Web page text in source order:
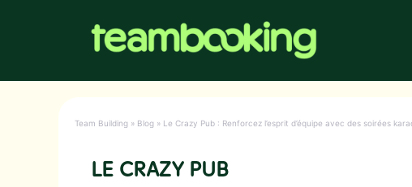
Team Building » Blog » Le Crazy Pub : Renforcez l’esprit d’équipe avec des soirées
LE CRAZY PUB